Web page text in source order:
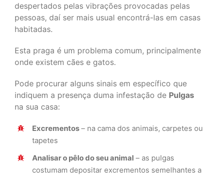
despertados pelas vibrações provocadas pelas
pessoas, daí ser mais usual encontrá-las em casas
habitadas.
Esta praga é um problema comum, principalmente
onde existem cães e gatos.
Pode procurar alguns sinais em específico que
indiquem a presença duma infestação de Pulgas
na sua casa:
Excrementos – na cama dos animais, carpetes ou
tapetes
Analisar o pêlo do seu animal – as pulgas
costumam depositar excrementos semelhantes a